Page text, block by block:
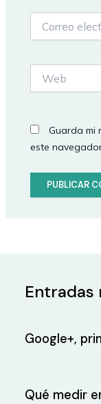
electrónico*
Guarda mi
este
Entradas
Google+,
Qué medir